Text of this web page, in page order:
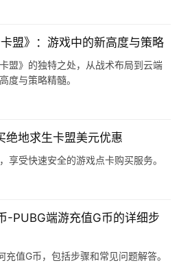
盟》：游戏中的新高度与策略
盟》的独特之处，从战术布局到云端
度与策略精髓。
绝地求生卡盟美元优惠
享受快速安全的游戏点卡购买服务。
-PUBG端游充值G币的详细步
值G币，包括步骤和常见问题解答。